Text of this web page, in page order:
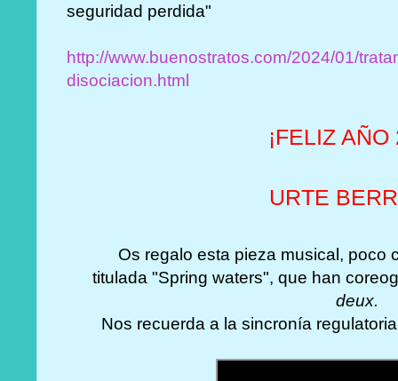
seguridad perdida"
http://www.buenostratos.com/2024/01/
disociacion.html
¡FELIZ AÑO
URTE
Os regalo esta pieza musical, poco
titulada "Spring waters", que han
deux.
Nos recuerda a la sincronía